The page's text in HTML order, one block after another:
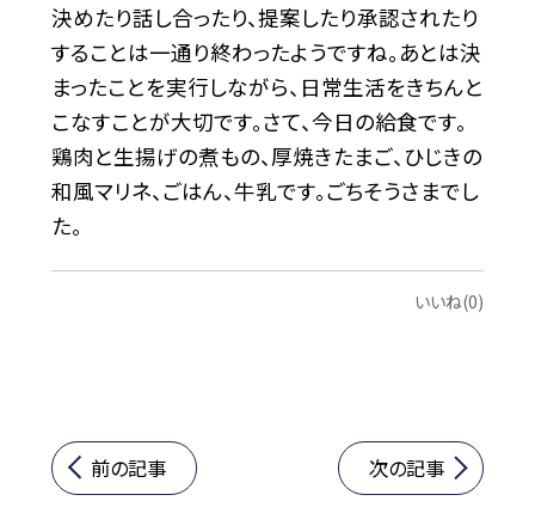
決めたり話し合ったり、提案したり承認されたり
することは一通り終わったようですね。あとは決
まったことを実行しながら、日常生活をきちんと
こなすことが大切です。さて、今日の給食です。
鶏肉と生揚げの煮もの、厚焼きたまご、ひじきの
和風マリネ、ごはん、牛乳です。ごちそうさまでし
た。
いいね(0)
前の記事 次の記事